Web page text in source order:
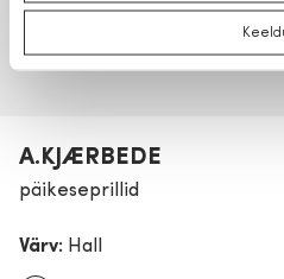
A.KJÆRBEDE
päikeseprillid
Värv: Hall